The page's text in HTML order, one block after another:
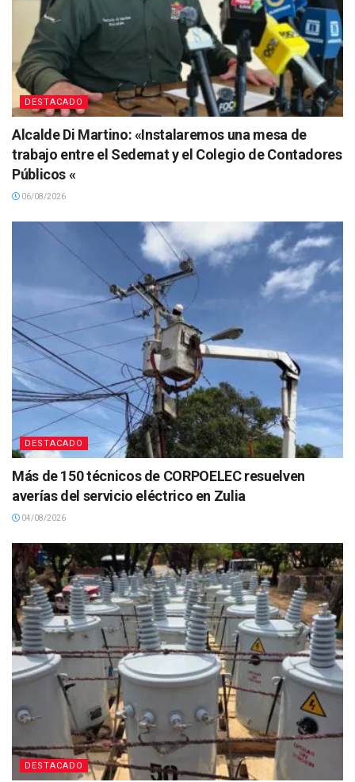
DESTACADO
Alcalde Di Martino: «Instalaremos una mesa de
trabajo entre el Sedemat y el Colegio de Contadores
Públicos «
06/08/2026
DESTACADO
Más de 150 técnicos de CORPOELEC resuelven
averías del servicio eléctrico en Zulia
04/08/2026
DESTACADO